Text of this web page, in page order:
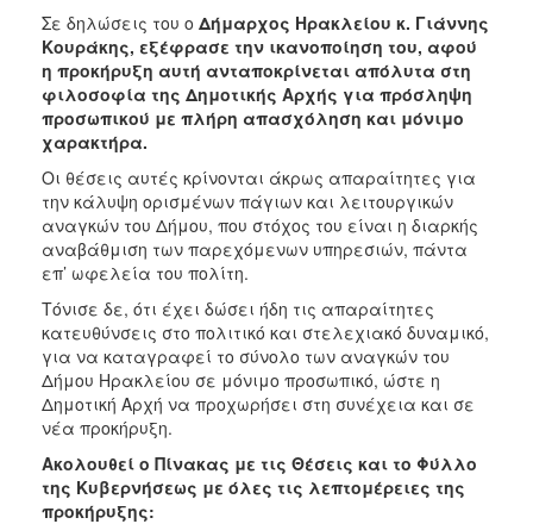
Σε δηλώσεις του ο Δήμαρχος Ηρακλείου κ. Γιάννης
Κουράκης, εξέφρασε την ικανοποίηση του, αφού
η προκήρυξη αυτή ανταποκρίνεται απόλυτα στη
φιλοσοφία της Δημοτικής Αρχής για πρόσληψη
προσωπικού με πλήρη απασχόληση και μόνιμο
χαρακτήρα.
Οι θέσεις αυτές κρίνονται άκρως απαραίτητες για
την κάλυψη ορισμένων πάγιων και λειτουργικών
αναγκών του Δήμου, που στόχος του είναι η διαρκής
αναβάθμιση των παρεχόμενων υπηρεσιών, πάντα
επ’ ωφελεία του πολίτη.
Τόνισε δε, ότι έχει δώσει ήδη τις απαραίτητες
κατευθύνσεις στο πολιτικό και στελεχιακό δυναμικό,
για να καταγραφεί το σύνολο των αναγκών του
Δήμου Ηρακλείου σε μόνιμο προσωπικό, ώστε η
Δημοτική Αρχή να προχωρήσει στη συνέχεια και σε
νέα προκήρυξη.
Ακολουθεί ο Πίνακας με τις Θέσεις και το Φύλλο
της Κυβερνήσεως με όλες τις λεπτομέρειες της
προκήρυξης: